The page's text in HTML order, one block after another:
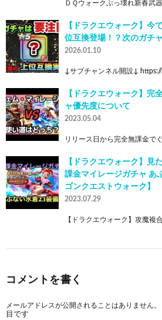
ＤＱウォークぶっ壊れ新春武
【ドラクエウォーク】今
位互換登場！？次のガチ
2026.01.10
↓サブチャンネル開設↓
【ドラクエウォーク】完
ャ優先度について
2023.05.04
リリース日から完全無課金で
【ドラクエウォーク】見
課金マイレージガチャ あ
ゴンクエストウォーク】
2023.07.29
【ドラクエウォーク】攻魔複
コメントを書く
メールアドレスが公開されることはありません。
目です